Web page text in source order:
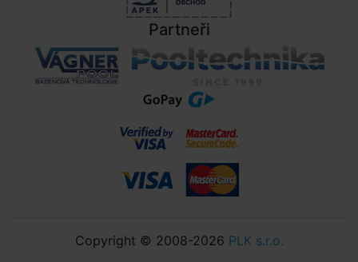
Partneři
Copyright © 2008-2026 PLK s.r.o.